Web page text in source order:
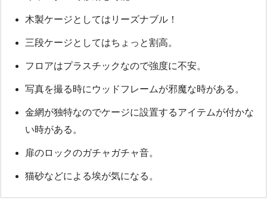
木製ケージとしてはリーズナブル！
三段ケージとしてはちょっと割高。
フロアはプラスチックなので強度に不安。
写真を撮る時にウッドフレームが邪魔な時がある。
金網が独特なのでケージに設置するアイテムが付かな
い時がある。
扉のロックのガチャガチャ音。
猫砂などによる埃が気になる。